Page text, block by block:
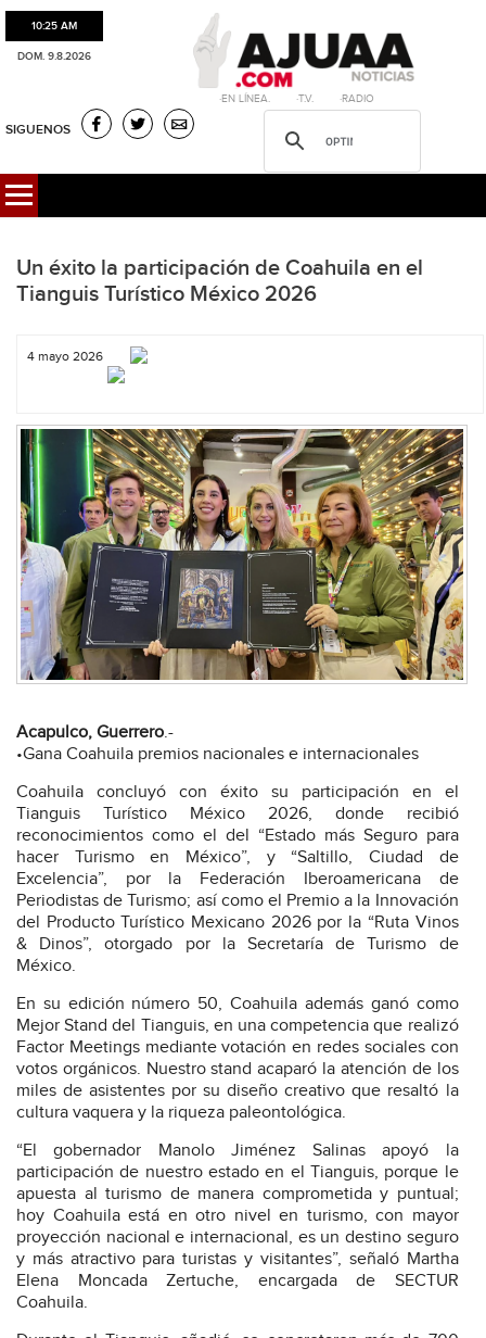
10:25 AM
DOM. 9.8.2026
·EN LÍNEA. ·T.V. ·RADIO
SIGUENOS
Un éxito la participación de Coahuila en el
Tianguis Turístico México 2026
4 mayo 2026
Acapulco, Guerrero.-
•Gana Coahuila premios nacionales e internacionales
Coahuila concluyó con éxito su participación en el
Tianguis Turístico México 2026, donde recibió
reconocimientos como el del “Estado más Seguro para
hacer Turismo en México”, y “Saltillo, Ciudad de
Excelencia”, por la Federación Iberoamericana de
Periodistas de Turismo; así como el Premio a la Innovación
del Producto Turístico Mexicano 2026 por la “Ruta Vinos
& Dinos”, otorgado por la Secretaría de Turismo de
México.
En su edición número 50, Coahuila además ganó como
Mejor Stand del Tianguis, en una competencia que realizó
Factor Meetings mediante votación en redes sociales con
votos orgánicos. Nuestro stand acaparó la atención de los
miles de asistentes por su diseño creativo que resaltó la
cultura vaquera y la riqueza paleontológica.
“El gobernador Manolo Jiménez Salinas apoyó la
participación de nuestro estado en el Tianguis, porque le
apuesta al turismo de manera comprometida y puntual;
hoy Coahuila está en otro nivel en turismo, con mayor
proyección nacional e internacional, es un destino seguro
y más atractivo para turistas y visitantes”, señaló Martha
Elena Moncada Zertuche, encargada de SECTUR
Coahuila.